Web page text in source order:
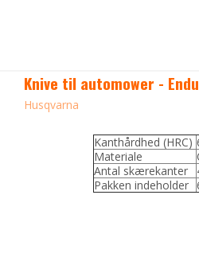
Knive til automower -
Husqvarna
Kanthårdhed (HRC)
Materiale
Antal skærekanter
Pakken indeholder